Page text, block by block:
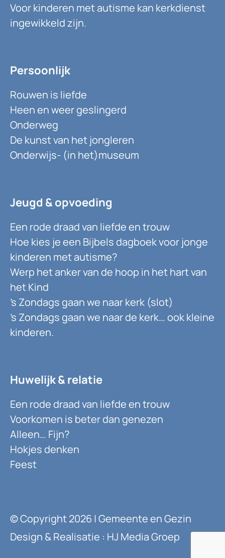
Voor kinderen met autisme kan kerkdienst
ingewikkeld zijn.
Persoonlijk
Rouwen is liefde
Heen en weer geslingerd
Onderweg
De kunst van het jongleren
Onderwijs- (in het)museum
Jeugd & opvoeding
Een rode draad van liefde en trouw
Hoe kies je een Bijbels dagboek voor jonge
kinderen met autisme?
Werp het anker van de hoop in het hart van
het Kind
’s Zondags gaan we naar kerk (slot)
’s Zondags gaan we naar de kerk… ook kleine
kinderen.
Huwelijk & relatie
Een rode draad van liefde en trouw
Voorkomen is beter dan genezen
Alleen… Fijn?
Hokjes denken
Feest
© Copyright 2026 | Gemeente en Gezin
Design & Realisatie : HJ Media Groep